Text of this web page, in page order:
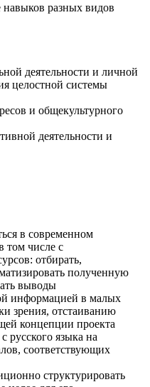
навыков разных видов
деятельности и личной
целостной системы
и общекультурного
деятельности и
в современном
том числе с
отбирать,
полученную
выводы
информацией в малых
зрения, отстаиванию
концепции проекта
русского языка на
соответствующих
структурировать